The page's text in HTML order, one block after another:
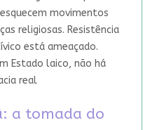
movimentos
religiosas. Resistência
está ameaçado.
Estado laico, não há
real
a tomada do